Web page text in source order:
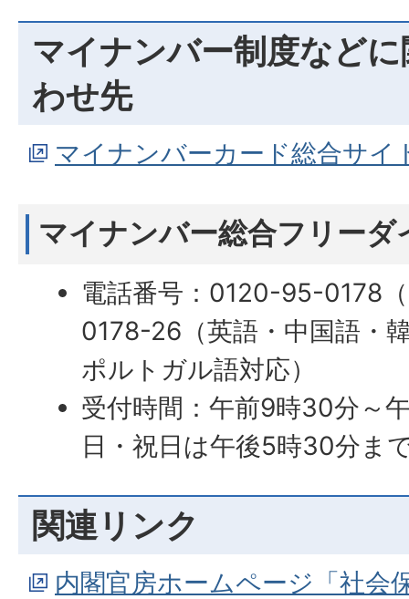
マイナンバー制度など
わせ先
マイナンバーカード総合サイ
マイナンバー総合フリーダ
電話番号：0120-95-0178
0178-26（英語・中国語・
ポルトガル語対応）
受付時間：午前9時30分～
日・祝日は午後5時30分ま
関連リンク
内閣官房ホームページ「社会